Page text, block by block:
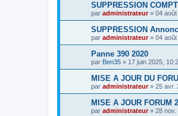
SUPPRESSION
par administrateur» 04
SUPPRESSION
par administrateur» 04
Panne 390 2020
par Ben35 » 17 juin 2025,
MISE A JOUR DU
par administrateur» 25 avr.
MISE A JOUR FORUM
par administrateur» 28 nov.